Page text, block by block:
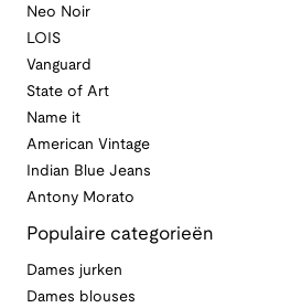
Neo Noir
LOIS
Vanguard
State of Art
Name it
American Vintage
Indian Blue Jeans
Antony Morato
Populaire categorieën
Dames jurken
Dames blouses